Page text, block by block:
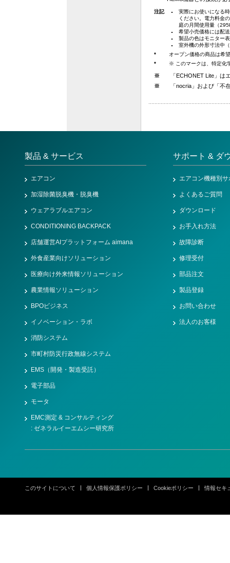
注記
実際にお使いになる
ください。電力料金
庭の月間使用量（
希望小売価格には配
製品の色はモニター
室外機の外形寸法中
*
オープン価格の商品は希
*
※ このマークは、特定化
※
「ECHONET Lite」は
※
「nocria」および「不
製品 & サービス
エアコン
加湿除菌脱臭機・脱臭機
ウェアラブルエアコン
CONDITIONING BACKPACK
店舗運営AIプラットフォーム aimana
外食産業向けソリューション
医療向け外来情報ソリューション
農業情報ソリューション
BPOビジネス
イノベーション・ラボ
消防システム
市町村防災行政無線システム
EMS（開発・製造受託）
電子部品
モータ
EMC測定 & コンサルティング
: ゼネラルイーエムシー研究所
サポート & ダ
エアコン機種別
よくあるご質問
ダウンロード
お手入れ方法
故障診断
修理受付
部品注文
製品登録
お問い合わせ
法人のお客様
このサイトについて 個人情報保護ポリシー Cookieポリシー 情報セキ